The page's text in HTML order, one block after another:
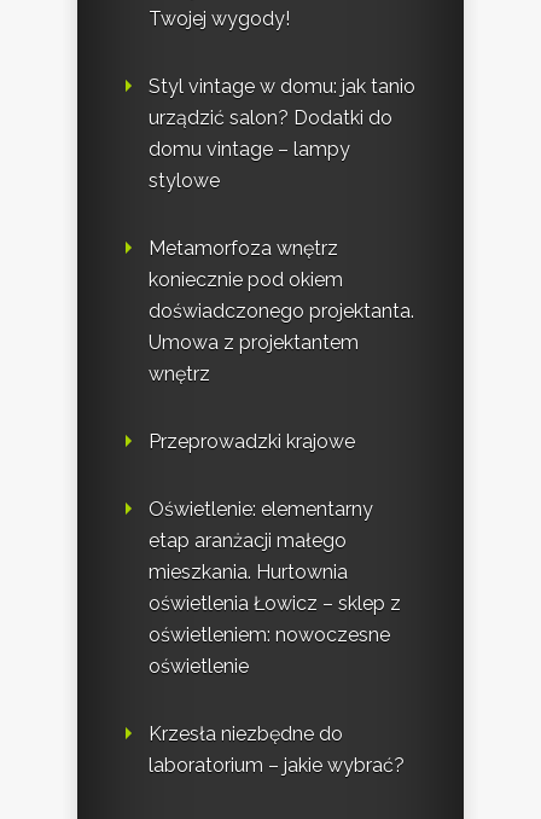
Twojej wygody!
Styl vintage w domu: jak tanio
urządzić salon? Dodatki do
domu vintage – lampy
stylowe
Metamorfoza wnętrz
koniecznie pod okiem
doświadczonego projektanta.
Umowa z projektantem
wnętrz
Przeprowadzki krajowe
Oświetlenie: elementarny
etap aranżacji małego
mieszkania. Hurtownia
oświetlenia Łowicz – sklep z
oświetleniem: nowoczesne
oświetlenie
Krzesła niezbędne do
laboratorium – jakie wybrać?